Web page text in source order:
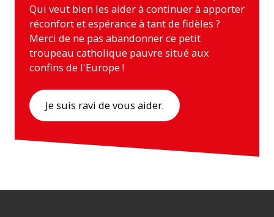
Qui veut bien les aider à continuer à apporter
réconfort et espérance à tant de fidèles ?
Merci de ne pas abandonner ce petit
troupeau catholique pauvre situé aux
confins de l'Europe !
Je suis ravi de vous aider.